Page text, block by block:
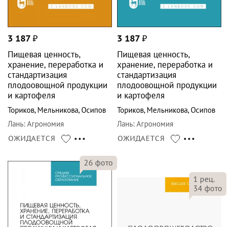
3 187 ₽
Пищевая ценность,
хранение, переработка и
стандартизация
плодоовощной продукции
и картофеля
Ториков, Мельникова,Осипов
Лань: Агрономия
ОЖИДАЕТСЯ
3 187 ₽
Пищевая ценность,
хранение, переработка и
стандартизация
плодоовощной продукции
и картофеля
Ториков, Мельникова,Осипов
Лань: Агрономия
ОЖИДАЕТСЯ
26 фото
1 рец.
34 фото